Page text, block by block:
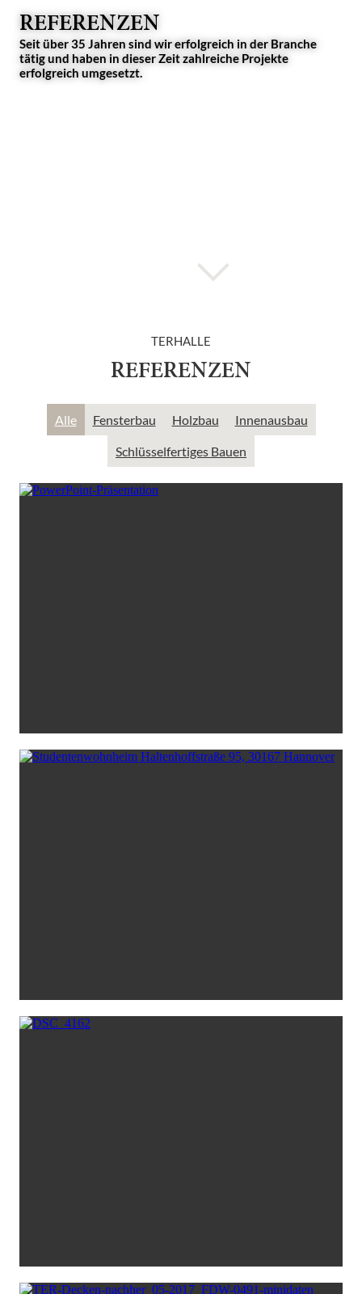
REFERENZEN
Seit über 35 Jahren sind wir erfolgreich in der Branche
tätig und haben in dieser Zeit zahlreiche Projekte
erfolgreich umgesetzt.
TERHALLE
REFERENZEN
Alle Fensterbau Holzbau Innenausbau
Schlüsselfertiges Bauen